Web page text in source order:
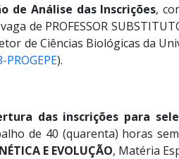
de Análise das Inscrições,
PROFESSOR
de Ciências Biológicas da
PROGEPE).
das inscrições para
de 40 (quarenta) horas
E EVOLUÇÃO, Matéria